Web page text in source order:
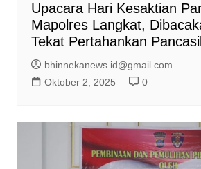
Upacara Hari Kesaktian
Mapolres Langkat,
Tekat Pertahankan
bhinnekanews.id@gmail.com
Oktober 2, 2025
0